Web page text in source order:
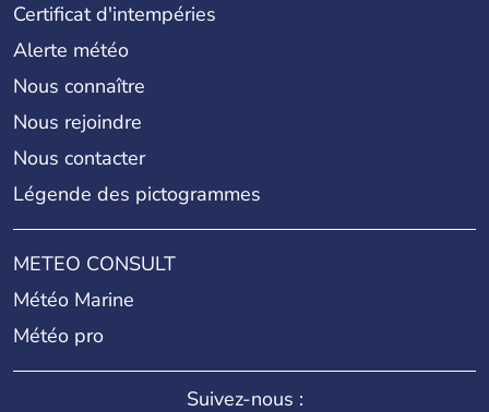
Certificat d'intempéries
Alerte météo
Nous connaître
Nous rejoindre
Nous contacter
Légende des pictogrammes
METEO CONSULT
Météo Marine
Météo pro
Suivez-nous :